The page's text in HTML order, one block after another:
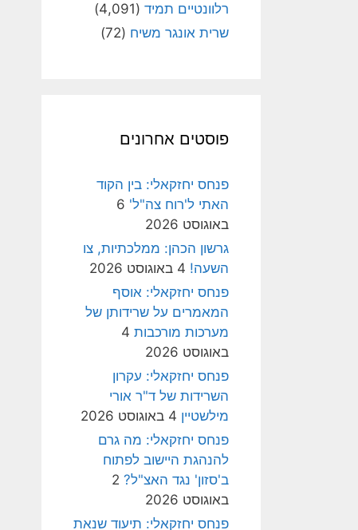
רלוונטיים תמיד (4,091)
שרית אונגר משיח (72)
פוסטים אחרונים
פנחס יחזקאלי: בין הקוד
האתי ל'רוח צה"ל' 6
באוגוסט 2026
גרשון הכהן: ממלכתיות, צו
השעה! 4 באוגוסט 2026
פנחס יחזקאלי: אוסף
המאמרים על שרידותן של
מערכות מורכבות 4
באוגוסט 2026
פנחס יחזקאלי: עקרון
השרידות של ד"ר אורי
מילשטיין 4 באוגוסט 2026
פנחס יחזקאלי: מה גרם
להנהגת היישוב לפתוח
ב'סזון' נגד האצ"ל? 2
באוגוסט 2026
פנחס יחזקאלי: תיעוד שנאת